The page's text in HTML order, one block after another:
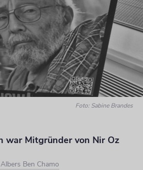
Foto: Sabine Brandes
war Mitgründer von Nir Oz
Ben Chamo